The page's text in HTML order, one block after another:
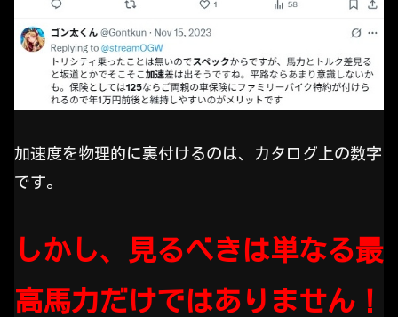
加速度を物理的に裏付けるのは、カタログ上の数字
です。
しかし、見るべきは単なる最
高馬力だけではありません！